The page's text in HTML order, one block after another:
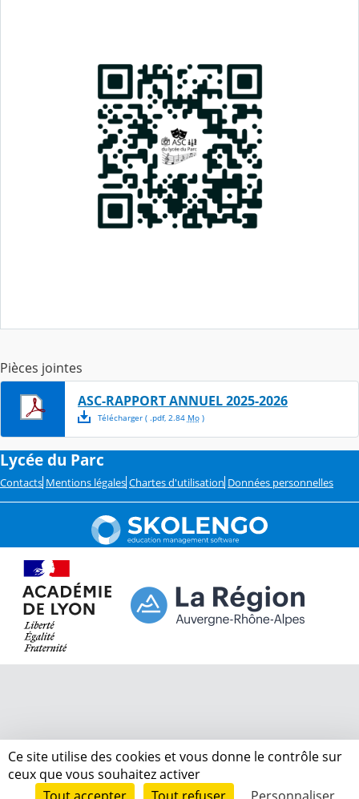
Pièces jointes
ASC-RAPPORT ANNUEL 2025-2026
Télécharger( .pdf, 2.84 Mo)
Lycée du Parc
Contacts Mentions légales Chartes d'utilisation Données personnelles
Ce site utilise des cookies et vous donne le contrôle sur
ceux que vous souhaitez activer